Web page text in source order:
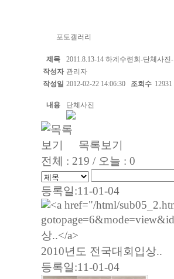
포토갤러리
제목
2011.8.13-14 하계수련회-단체사진-
작성자 관리자
작성일 2012-02-22 14:06:30 조회수 12931
내용 단체사진
목록보기
전체 : 219 / 오늘 : 0
등록일:11-01-04
2010년도 전국대회입상..
등록일:11-01-04